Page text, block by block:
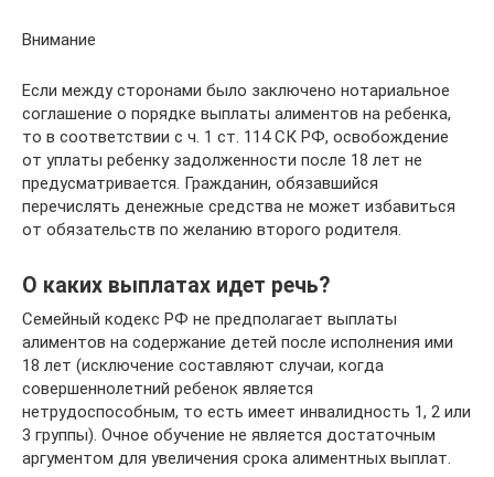
Внимание
Если между сторонами было заключено нотариальное
соглашение о порядке выплаты алиментов на ребенка,
то в соответствии с ч. 1 ст. 114 СК РФ, освобождение
от уплаты ребенку задолженности после 18 лет не
предусматривается. Гражданин, обязавшийся
перечислять денежные средства не может избавиться
от обязательств по желанию второго родителя.
О каких выплатах идет речь?
Семейный кодекс РФ не предполагает выплаты
алиментов на содержание детей после исполнения ими
18 лет (исключение составляют случаи, когда
совершеннолетний ребенок является
нетрудоспособным, то есть имеет инвалидность 1, 2 или
3 группы). Очное обучение не является достаточным
аргументом для увеличения срока алиментных выплат.